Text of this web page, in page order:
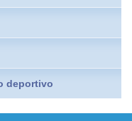
deportivo